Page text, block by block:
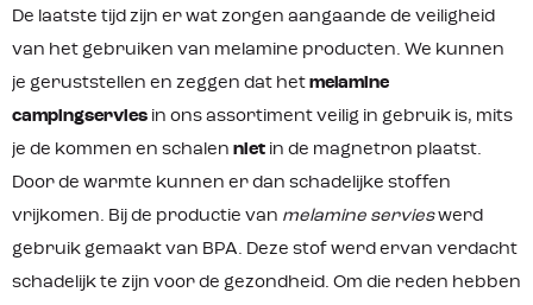
De laatste tijd zijn er wat zorgen aangaande de veiligheid
van het gebruiken van melamine producten. We kunnen
je geruststellen en zeggen dat het melamine
campingservies in ons assortiment veilig in gebruik is, mits
je de kommen en schalen niet in de magnetron plaatst.
Door de warmte kunnen er dan schadelijke stoffen
vrijkomen. Bij de productie van melamine servieswerd
gebruik gemaakt van BPA. Deze stof werd ervan verdacht
schadelijk te zijn voor de gezondheid. Om die reden hebben